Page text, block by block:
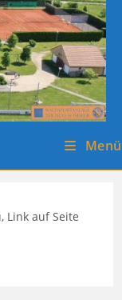
Menü
Link auf Seite